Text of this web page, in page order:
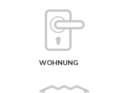
WOHNUNG